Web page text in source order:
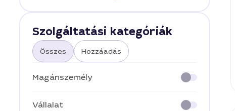
Szolgáltatási kategóriák
Összes Hozzáadás
Magánszemély
Vállalat